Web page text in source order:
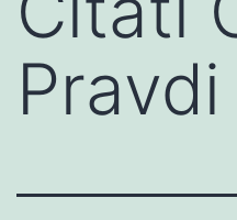
Pravdi